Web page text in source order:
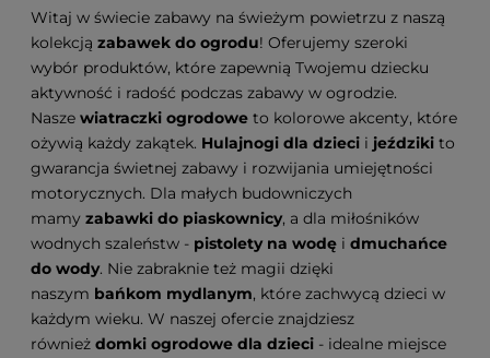
Witaj w świecie zabawy na świeżym powietrzu z naszą
kolekcją zabawek do ogrodu! Oferujemy szeroki
wybór produktów, które zapewnią Twojemu dziecku
aktywność i radość podczas zabawy w ogrodzie.
Nasze wiatraczki ogrodowe to kolorowe akcenty, które
ożywią każdy zakątek. Hulajnogi dla dzieci i jeździki to
gwarancja świetnej zabawy i rozwijania umiejętności
motorycznych. Dla małych budowniczych
mamy zabawki do piaskownicy, a dla miłośników
wodnych szaleństw - pistolety na wodę i dmuchańce
do wody. Nie zabraknie też magii dzięki
naszym bańkom mydlanym, które zachwycą dzieci w
każdym wieku. W naszej ofercie znajdziesz
również domki ogrodowe dla dzieci - idealne miejsce